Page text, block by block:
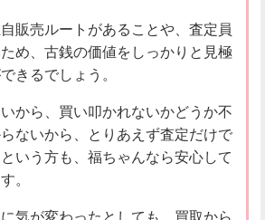
販売ルートがあることや、査定員
め、古銭の価値をしっかりと見極
きるでしょう。
いから、買い叩かれないかどうか不
ないから、とりあえず査定だけで
いう方も、福ちゃんなら安心して
。
気が変わったとしても、買取から